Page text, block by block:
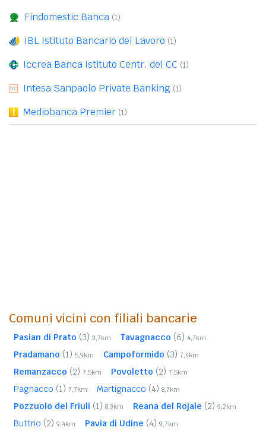
Findomestic Banca (1)
IBL Istituto Bancario del Lavoro (1)
Iccrea Banca Istituto Centr. del CC (1)
Intesa Sanpaolo Private Banking (1)
Mediobanca Premier (1)
Comuni vicini con filiali bancarie
Pasian di Prato (3) 3,7km Tavagnacco (6) 4,7km
Pradamano (1) 5,9km Campoformido (3) 7,4km
Remanzacco (2) 7,5km Povoletto (2) 7,5km
Pagnacco (1) 7,7km Martignacco (4) 8,7km
Pozzuolo del Friuli (1) 8,9km Reana del Rojale (2) 9,2km
Buttrio (2) 9,4km Pavia di Udine (4) 9,7km